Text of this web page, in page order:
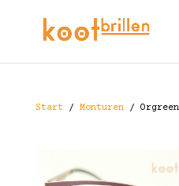
Start/ Monturen/ Orgreen